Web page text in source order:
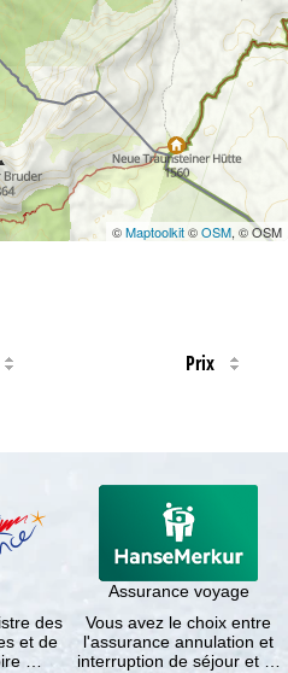
©Maptoolkit©OSM, © OSM
Prix
des
et de
…
Assurance voyage
Vous avez le choix entre
l'assurance annulation et
interruption de séjour et …